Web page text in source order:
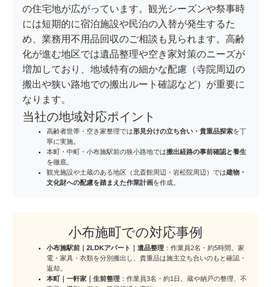
の住宅地が広がっています。観光シーズンや祭事時
には短期的に宿泊施設や民泊の入替が発生するた
め、業務用不用品回収のご相談も見られます。高齢
化が進む地区では遺品整理や空き家対策のニーズが
増加しており、地域特有の細かな配慮（寺院周辺の
搬出や狭い路地での搬出ルート確認など）が重要に
なります。
当社の地域対応ポイント
高齢者世帯・空き家整理では形見分けの立ち合い・貴重品探索を丁
寧に実施。
本町・中町・小布施駅前の狭小路地では搬出経路の事前確認と養生
を徹底。
観光施設や土蔵のある地区（北斎館周辺・岩松院周辺）では建物・
文化財への配慮を踏まえた作業計画を作成。
小布施町での対応事例
小布施駅前｜2LDKアパート｜遺品整理 ：作業員2名・約5時間。家
電・家具・衣類を分別搬出し、貴重品は施主立ち合いのもと確認・
返却。
本町｜一軒家｜生前整理 ：作業員3名・約1日。蔵や納戸の整理、不